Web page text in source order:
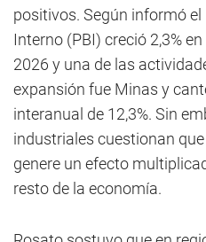
positivos. Según informó
Interno (PBI) creció 2,3%
2026 y una de las
expansión fue Minas y
interanual de 12,3%. Sin
industriales cuestionan
genere un efecto
resto de la economía.